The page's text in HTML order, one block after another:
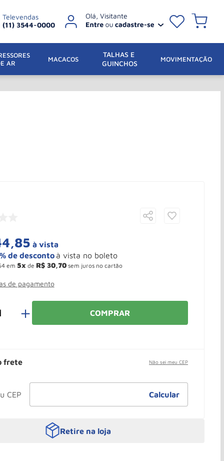
Televendas
(11) 3544-0000
AR
MACACOS
TALHAS E
GUINCHOS
MOVIMENTAÇÃO
,85 à vista
em 5 de R$ 30,70sem juros no cartão
de pagamento
＋ COMPRAR
frete Não sei meu CEP
Retire na loja